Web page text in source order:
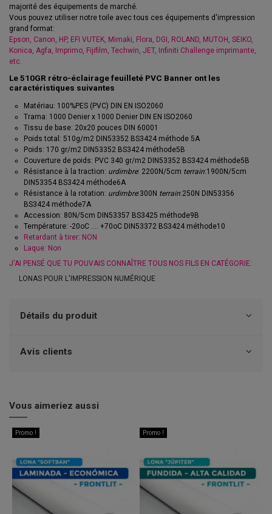
majorité des équipements de marché.
Vous pouvez utiliser notre toile avec tous ces équipements d'impression
grand format:
Epson, Canon, HP, EFI VUTEK, Mimaki, Flora, DGI, ROLAND, MUTOH, SEIKO,
Konica, Agfa, Imprimo, Fijifilm, Techwin, JET, Infiniti Challenge imprimante,
etc.
Le 510GR rétro-éclairage feuilleté PVC Banner ont les
caractéristiques suivantes
Matériau: 100%PES (PVC) DIN EN ISO2060
Trama: 1000 Denier x 1000 Denier DIN EN ISO2060
Tissu de base: 20x20 pouces DIN 60001
Poids total: 510g/m2 DIN53352 BS3424 méthode 5A
Poids: 170 gr/m2 DIN53352 BS3424 méthode5B
Couverture de poids: PVC 340 gr/m2 DIN53352 BS3424 méthode5B
Résistance à la traction: urdimbre: 2200N/5cm terrain:1900N/5cm
DIN53354 BS3424 méthode6A
Résistance à la rotation: urdimbre:300N terrain:250N DIN53356
BS3424 méthode7A
Accession: 80N/5cm DIN53357 BS3425 méthode9B
Température: -20oC .... +70oC DIN53372 BS3424 méthode10
Retardant à tirer: NON
Laque: Non
J'AI PENSÉ QUE TU POUVAIS CONNAÎTRE TOUS NOS FILS EN CATÉGORIE:
LONAS POUR L'IMPRESSION NUMÉRIQUE
Détails du produit
Avis clients
Vous aimeriez aussi
Promo ! Promo !